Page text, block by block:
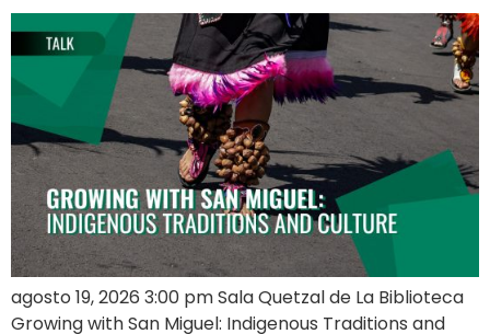
agosto 19, 2026 3:00 pm Sala Quetzal de La Biblioteca
Growing with San Miguel: Indigenous Traditions and